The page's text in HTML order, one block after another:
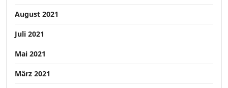
August 2021
Juli 2021
Mai 2021
März 2021